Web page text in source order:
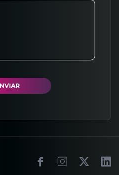
FacebookInstagram
X